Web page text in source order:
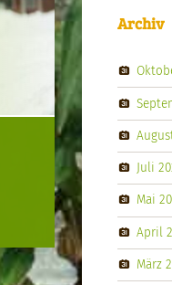
Archiv
Juli
Mai
April
März